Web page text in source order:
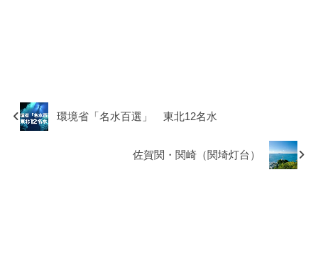
環境省「名水百選」 東北12名水
佐賀関・関崎（関埼灯台）